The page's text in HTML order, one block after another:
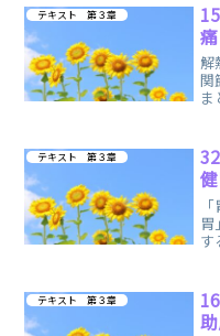
テキスト 第３章
解
関
ま
テキスト 第３章
胃
す
テキスト 第３章